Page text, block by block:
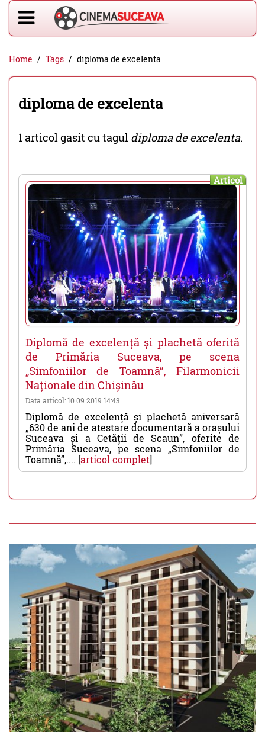
Home Tags diploma de excelenta
diploma de excelenta
1 articol gasit cu tagul diploma de excelenta.
Articol
Diplomă de excelență și plachetă oferită
de Primăria Suceava, pe scena
„Simfoniilor de Toamnă”, Filarmonicii
Naționale din Chișinău
Data articol: 10.09.2019 14:43
Diplomă de excelență și plachetă aniversară
„630 de ani de atestare documentară a orașului
Suceava și a Cetății de Scaun”, oferite de
Primăria Suceava, pe scena „Simfoniilor de
Toamnă”,.... [articol complet]